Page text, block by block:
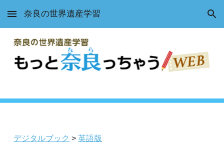
Skip to main content Skip to navigation
奈良の世界遺産学習
デジタルブック >英語版